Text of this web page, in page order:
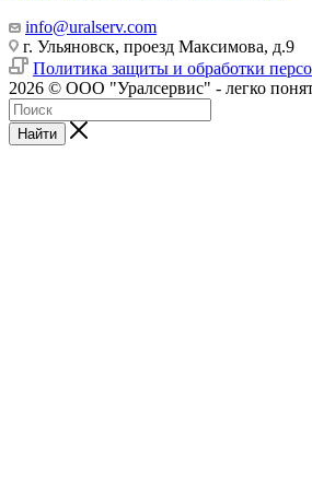
info@uralserv.com
г. Ульяновск, проезд Максимова, д.9
Политика защиты и обработки
2026 © ООО "Уралсервис" - легко
Найти